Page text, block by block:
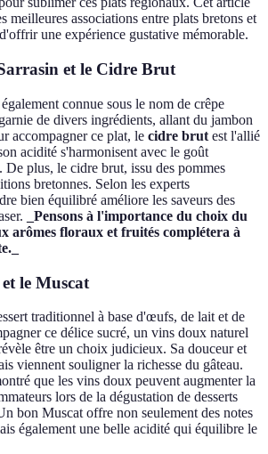
meilleures associations entre plats bretons et
une expérience gustative mémorable.
et le Cidre Brut
connue sous le nom de crêpe
de divers ingrédients, allant du jambon
accompagner ce plat, le cidre brut est l'allié
acidité s'harmonisent avec le goût
De plus, le cidre brut, issu des pommes
bretonnes. Selon les experts
bien équilibré améliore les saveurs des
_Pensons à l'importance du choix du
arômes floraux et fruités complétera à
le Muscat
traditionnel à base d'œufs, de lait et de
ce délice sucré, un vins doux naturel
être un choix judicieux. Sa douceur et
viennent souligner la richesse du gâteau.
que les vins doux peuvent augmenter la
lors de la dégustation de desserts
bon Muscat offre non seulement des notes
également une belle acidité qui équilibre le